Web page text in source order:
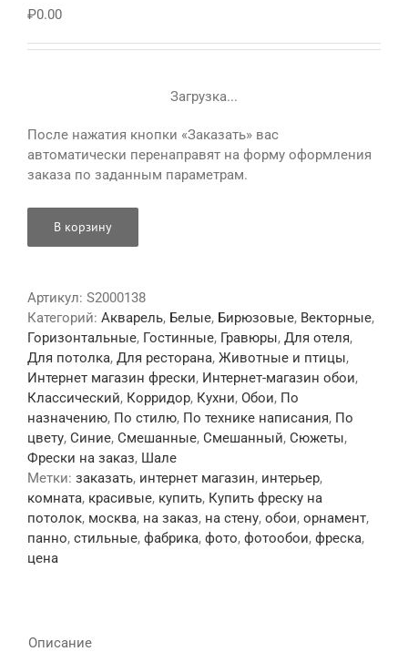
₽0.00
Загрузка...
После нажатия кнопки «Заказать» вас
автоматически перенаправят на форму оформления
заказа по заданным параметрам.
В корзину
Артикул: S2000138
Категорий: Акварель, Белые, Бирюзовые, Векторные,
Горизонтальные, Гостинные, Гравюры, Для отеля,
Для потолка, Для ресторана, Животные и птицы,
Интернет магазин фрески, Интернет-магазин обои,
Классический, Корридор, Кухни, Обои, По
назначению, По стилю, По технике написания, По
цвету, Синие, Смешанные, Смешанный, Сюжеты,
Фрески на заказ, Шале
Метки: заказать, интернет магазин, интерьер,
комната, красивые, купить, Купить фреску на
потолок, москва, на заказ, на стену, обои, орнамент,
панно, стильные, фабрика, фото, фотообои, фреска,
цена
Описание